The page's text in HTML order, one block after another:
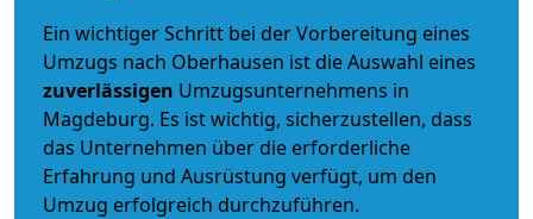
Ein wichtiger Schritt bei der Vorbereitung eines
Umzugs nach Oberhausen ist die Auswahl eines
zuverlässigen Umzugsunternehmens in
Magdeburg. Es ist wichtig, sicherzustellen, dass
das Unternehmen über die erforderliche
Erfahrung und Ausrüstung verfügt, um den
Umzug erfolgreich durchzuführen.